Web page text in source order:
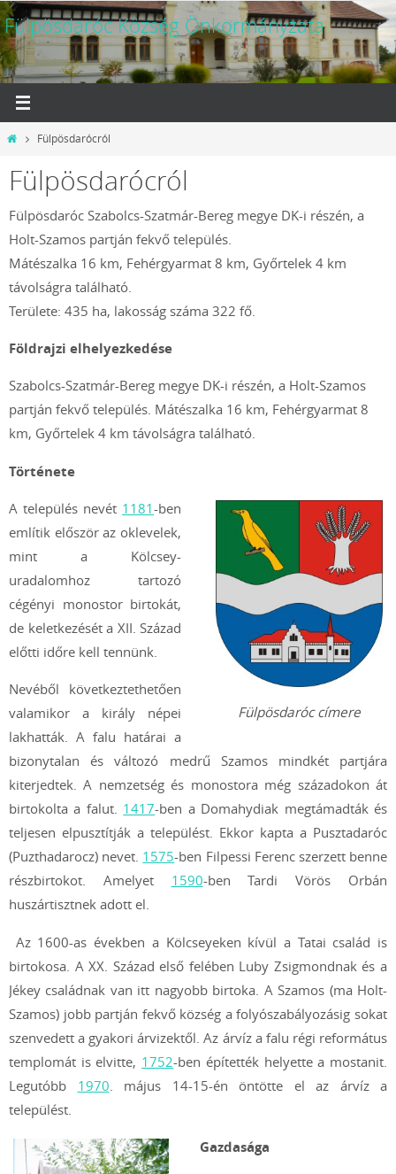
Megszakítás
Fülpösdaróc Község Önkormányzata
OtthonFülpösdarócról
Fülpösdarócról
Fülpösdaróc Szabolcs-Szatmár-Bereg megye DK-i részén, a
Holt-Szamos partján fekvő település.
Mátészalka 16 km, Fehérgyarmat 8 km, Győrtelek 4 km
távolságra található.
Területe: 435 ha, lakosság száma 322 fő.
Földrajzi elhelyezkedése
Szabolcs-Szatmár-Bereg megye DK-i részén, a Holt-Szamos
partján fekvő település. Mátészalka 16 km, Fehérgyarmat 8
km, Győrtelek 4 km távolságra található.
Története
Fülpösdaróc címere
A település nevét 1181-ben
említik először az oklevelek,
mint a Kölcsey-
uradalomhoz tartozó
cégényi monostor birtokát,
de keletkezését a XII. Század
előtti időre kell tennünk.
Nevéből következtethetően
valamikor a király népei
lakhatták. A falu határai a
bizonytalan és változó medrű Szamos mindkét partjára
kiterjedtek. A nemzetség és monostora még századokon át
birtokolta a falut. 1417-ben a Domahydiak megtámadták és
teljesen elpusztítják a települést. Ekkor kapta a Pusztadaróc
(Puzthadarocz) nevet. 1575-ben Filpessi Ferenc szerzett benne
részbirtokot. Amelyet 1590-ben Tardi Vörös Orbán
huszártisztnek adott el.
Az 1600-as években a Kölcseyeken kívül a Tatai család is
birtokosa. A XX. Század első felében Luby Zsigmondnak és a
Jékey családnak van itt nagyobb birtoka. A Szamos (ma Holt-
Szamos) jobb partján fekvő község a folyószabályozásig sokat
szenvedett a gyakori árvizektől. Az árvíz a falu régi református
templomát is elvitte, 1752-ben építették helyette a mostanit.
Legutóbb 1970 . május 14-15-én öntötte el az árvíz a
települést.
Gazdasága